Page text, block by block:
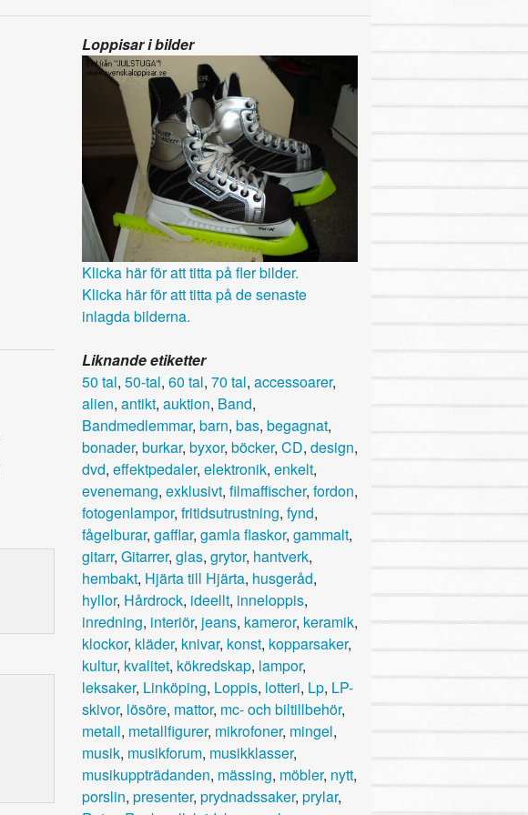
Loppisar i bilder
Klicka här för att titta på fler bilder.
Klicka här för att titta på de senaste
inlagda bilderna.
Liknande etiketter
50 tal, 50-tal, 60 tal, 70 tal, accessoarer,
alien, antikt, auktion, Band,
Bandmedlemmar, barn, bas, begagnat,
bonader, burkar, byxor, böcker, CD, design,
dvd, effektpedaler, elektronik, enkelt,
evenemang, exklusivt, filmaffischer, fordon,
fotogenlampor, fritidsutrustning, fynd,
fågelburar, gafflar, gamla flaskor, gammalt,
gitarr, Gitarrer, glas, grytor, hantverk,
hembakt, Hjärta till Hjärta, husgeråd,
hyllor, Hårdrock, ideellt, inneloppis,
inredning, interiör, jeans, kameror, keramik,
klockor, kläder, knivar, konst, kopparsaker,
kultur, kvalitet, kökredskap, lampor,
leksaker, Linköping, Loppis, lotteri, Lp, LP-
skivor, lösöre, mattor, mc- och biltillbehör,
metall, metallfigurer, mikrofoner, mingel,
musik, musikforum, musikklasser,
musikuppträdanden, mässing, möbler, nytt,
porslin, presenter, prydnadssaker, prylar,